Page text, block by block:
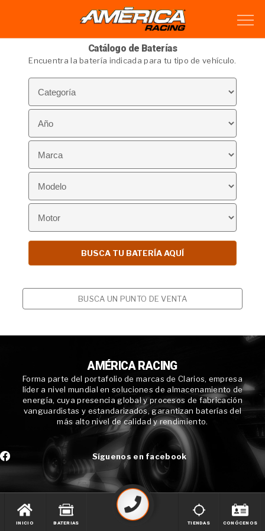
Catálogo de Baterías
Encuentra la batería indicada para tu tipo de vehículo.
BUSCA UN PUNTO DE VENTA
AMÉRICA RACING
Forma parte del portafolio de marcas de Clarios, empresa
líder a nivel mundial en soluciones de almacenamiento de
energía, cuya presencia global y procesos de fabricación
vanguardistas y estandarizados, garantizan baterías del
más alto nivel de calidad y rendimiento.
Síguenos en facebook
INICIO BATERIAS TIENDAS CONÓCENOS